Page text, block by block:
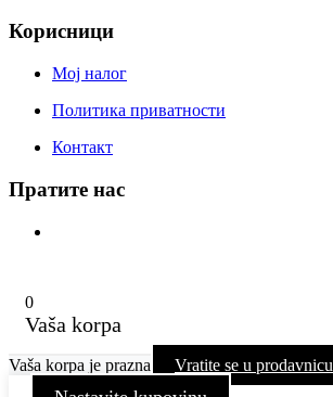
Корисници
Мој налог
Политика приватности
Контакт
Пратите нас
0
Vaša korpa
Vaša korpa je prazna Vratite se u prodavnicu